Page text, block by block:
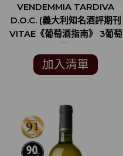
VENDEMMIA TARDIVA
D.O.C. (義大利知名酒評期刊
VITAE《葡萄酒指南》 3葡萄
加入清單